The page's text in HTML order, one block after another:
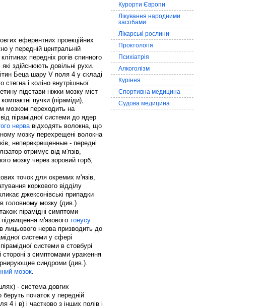
еферентних проекційних
у передній центральній
передніх рогів спинного
які здійснюють довільні рухи.
Беца шару V поля 4 у складі
і коліно внутрішньої
підстави ніжки мозку міст
пучки (піраміди),
мозком переходить на
пірамідної системи до ядер
нервавідходять волокна, що
мозку перехрещені волокна
неперекрещенные - передні
отримує від м'язів,
мозку через зоровий горб,
точок для окремих м'язів,
коркового відділу
джексонівські припадки
головному мозку (див.)
пірамідні симптоми
м'язового тонусу
лицьового нерва призводить до
системи у сфері
системи в стовбурі
стороні з симптомами ураження
синдроми (див.).
мозок.
- система довгих
початок у передній
4 і в) і частково з інших полів і
Курорти Європи
Лікування народними
засобами
Лікарські рослини
Проктологія
Психіатрія
Алкоголізм
Куріння
Спортивна медицина
Судова медицина